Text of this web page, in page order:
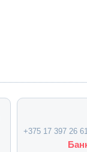
+375 17 397 26